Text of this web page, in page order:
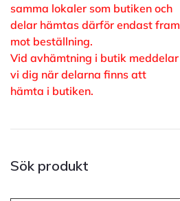
samma lokaler som butiken och
delar hämtas därför endast fram
mot beställning.
Vid avhämtning i butik meddelar
vi dig när delarna finns att
hämta i butiken.
Sök produkt